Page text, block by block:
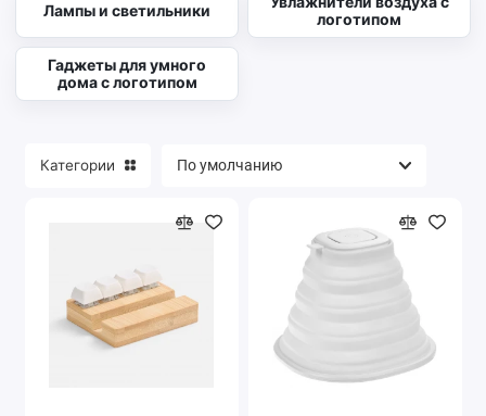
Лампы и светильники
логотипом
Гаджеты для умного
дома с логотипом
Категории